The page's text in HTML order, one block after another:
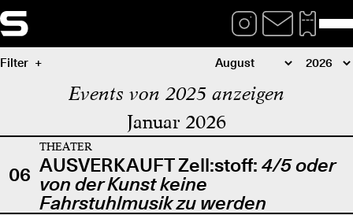
Filter
Events von 2025 anzeigen
Januar 2026
06
THEATER
AUSVERKAUFT Zell:stoff: 4/5 oder
von der Kunst keine
Fahrstuhlmusik zu werden